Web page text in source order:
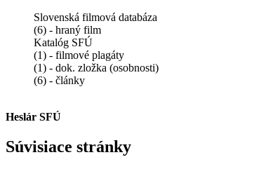
Slovenská filmová databáza
(6) - hraný film
Katalóg SFÚ
(1) - filmové plagáty
(1) - dok. zložka (osobnosti)
(6) - články
Heslár SFÚ
Súvisiace stránky